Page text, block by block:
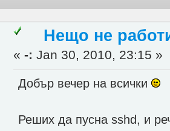
Нещо не
«-: Jan 30, 2010, 23:15 »
Добър вечер на всички
Реших да пусна sshd, и